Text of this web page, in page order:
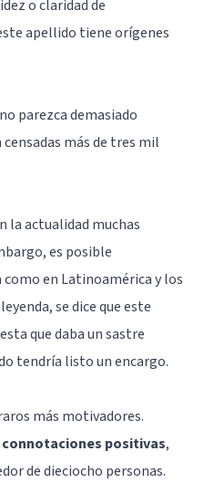
o claridad de
apellido tiene orígenes
parezca demasiado
más de tres mil
la actualidad muchas
es posible
en Latinoamérica y los
se dice que este
que daba un sastre
tendría listo un encargo.
más motivadores.
connotaciones positivas,
de dieciocho personas.